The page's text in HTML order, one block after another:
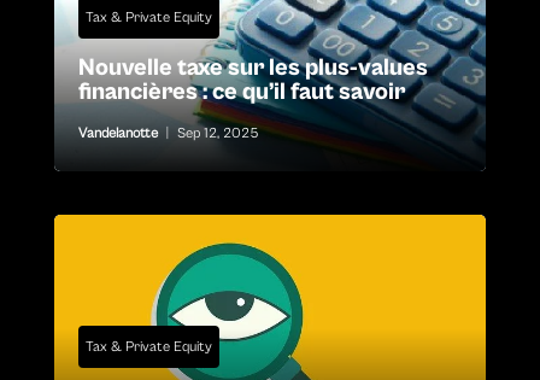
Tax & Private Equity
Nouvelle taxe sur les plus-values
financières : ce qu’il faut savoir
Vandelanotte Sep 12, 2025
Tax & Private Equity